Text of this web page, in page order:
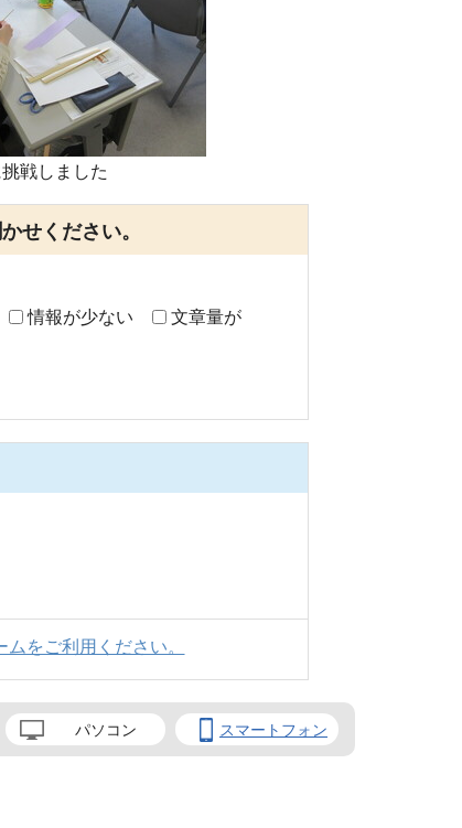
戦しました
せください。
情報が少ない
文章量が
をご利用ください。
パソコン スマートフォン